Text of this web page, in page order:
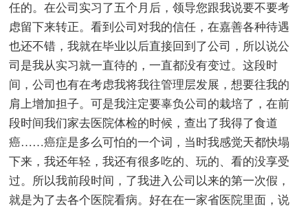
任的。在公司实习了五个月后，领导您跟我说要不要考
虑留下来转正。看到公司对我的信任，在嘉善各种待遇
也还不错，我就在毕业以后直接回到了公司，所以说公
司是我从实习就一直待的，一直都没有变过。这段时
间，公司也有在考虑我将我往管理层发展，想要往我的
肩上增加担子。可是我注定要辜负公司的栽培了，在前
段时间我们家去医院体检的时候，查出了我得了食道
癌……癌症是多么可怕的一个词，当时我感觉天都快塌
下来，我还年轻，我还有很多吃的、玩的、看的没享受
过。所以我前段时间，了我进入公司以来的第一次假，
就是为了去各个医院看病。好在在一家省医院里面，说